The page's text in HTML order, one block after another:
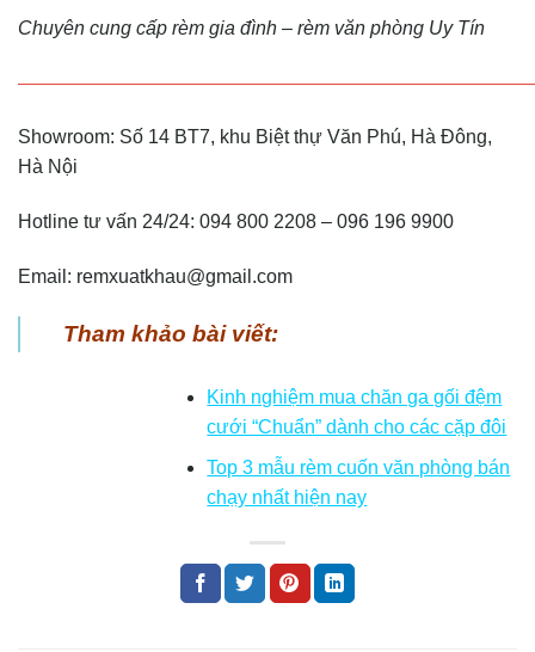
Chuyên cung cấp rèm gia đình – rèm văn phòng Uy Tín
Showroom: Số 14 BT7, khu Biệt thự Văn Phú, Hà Đông,
Hà Nội
Hotline tư vấn 24/24: 094 800 2208 – 096 196 9900
Email: remxuatkhau@gmail.com
Tham khảo bài viết:
Kinh nghiệm mua chăn ga gối đệm
cưới “Chuẩn” dành cho các cặp đôi
Top 3 mẫu rèm cuốn văn phòng bán
chạy nhất hiện nay